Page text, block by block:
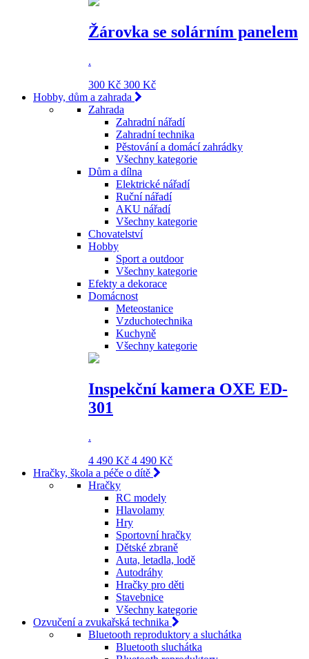
Žárovka se solárním panelem
.
300 Kč 300 Kč
Hobby, dům a zahrada
Zahrada
Zahradní nářadí
Zahradní technika
Pěstování a domácí zahrádky
Všechny kategorie
Dům a dílna
Elektrické nářadí
Ruční nářadí
AKU nářadí
Všechny kategorie
Chovatelství
Hobby
Sport a outdoor
Všechny kategorie
Efekty a dekorace
Domácnost
Meteostanice
Vzduchotechnika
Kuchyně
Všechny kategorie
Inspekční kamera OXE ED-
301
.
4 490 Kč 4 490 Kč
Hračky, škola a péče o dítě
Hračky
RC modely
Hlavolamy
Hry
Sportovní hračky
Dětské zbraně
Auta, letadla, lodě
Autodráhy
Hračky pro děti
Stavebnice
Všechny kategorie
Ozvučení a zvukařská technika
Bluetooth reproduktory a sluchátka
Bluetooth sluchátka